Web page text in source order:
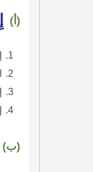
(أ)
(ب)